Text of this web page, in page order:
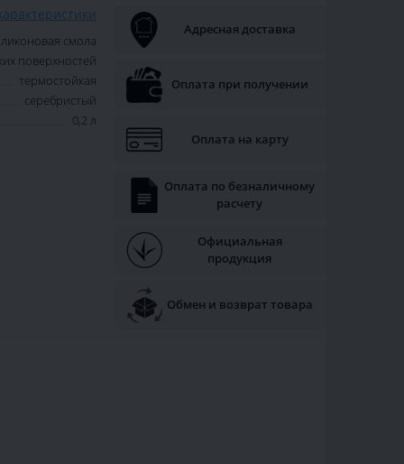
смола
поверхностей
термостойкая
серебристый
0,2 л
Адресная доставка
Оплата при получении
Оплата на карту
Оплата по безналичному
расчету
Официальная
продукция
Обмен и возврат товара